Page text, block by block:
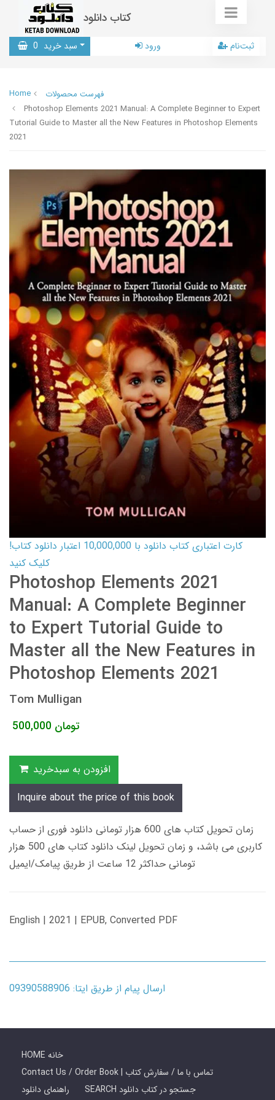
کتاب دانلود
سبد خرید 0 ورود ثبت‌نام
Home
فهرست محصولات
Photoshop Elements 2021 Manual: A Complete Beginner to Expert
Tutorial Guide to Master all the New Features in Photoshop Elements
2021
کارت اعتباری کتاب دانلود با 10,000,000 اعتبار دانلود کتاب!
کلیک کنید
Photoshop Elements 2021
Manual: A Complete Beginner
to Expert Tutorial Guide to
Master all the New Features in
Photoshop Elements 2021
Tom Mulligan
500,000 تومان
افزودن به سبدخرید
Inquire about the price of this book
زمان تحویل کتاب های 600 هزار تومانی دانلود فوری از حساب
کاربری می باشد، و زمان تحویل لینک دانلود کتاب های 500 هزار
تومانی حداکثر 12 ساعت از طریق پیامک/ایمیل
English | 2021 | EPUB, Converted PDF
ارسال پیام از طریق ایتا: 09390588906
HOME خانه
Contact Us / Order Book | تماس با ما / سفارش کتاب
راهنمای دانلود
SEARCH جستجو در کتاب دانلود